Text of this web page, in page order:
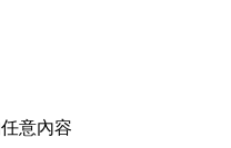
意內容